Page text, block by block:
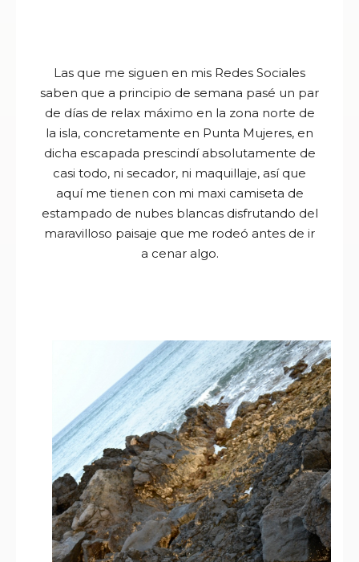
Las que me siguen en mis Redes Sociales
saben que a principio de semana pasé un par
de días de relax máximo en la zona norte de
la isla, concretamente en Punta Mujeres, en
dicha escapada prescindí absolutamente de
casi todo, ni secador, ni maquillaje, así que
aquí me tienen con mi maxi camiseta de
estampado de nubes blancas disfrutando del
maravilloso paisaje que me rodeó antes de ir
a cenar algo.